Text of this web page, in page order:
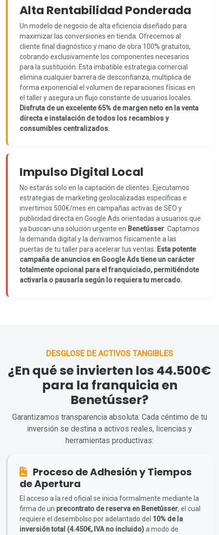
Alta Rentabilidad Ponderada
Un modelo de negocio de alta eficiencia diseñado para
maximizar las conversiones en tienda. Ofrecemos al
cliente final diagnóstico y mano de obra 100% gratuitos,
cobrando exclusivamente los componentes necesarios
para la sustitución. Esta imbatible estrategia comercial
elimina cualquier barrera de desconfianza, multiplica de
forma exponencial el volumen de reparaciones físicas en
el taller y asegura un flujo constante de usuarios locales.
Disfruta de un excelente 65% de margen neto en la venta
directa e instalación de todos los recambios y
consumibles centralizados.
Impulso Digital Local
No estarás solo en la captación de clientes. Ejecutamos
estrategias de marketing geolocalizadas específicas e
invertimos 500€/mes en campañas activas de SEO y
publicidad directa en Google Ads orientadas a usuarios que
ya buscan una solución urgente en Benetússer . Captamos
la demanda digital y la derivamos físicamente a las
puertas de tu taller para acelerar tus ventas.
Esta potente
campaña de anuncios en Google Ads tiene un carácter
totalmente opcional para el franquiciado, permitiéndote
activarla o pausarla según lo requiera tu mercado.
DESGLOSE DE ACTIVOS TANGIBLES
¿En qué se invierten los 44.500€
para la franquicia en
Benetússer?
Garantizamos transparencia absoluta. Cada céntimo de tu
inversión se destina a activos reales, licencias y
herramientas productivas:
Proceso de Adhesión y Tiempos
de Apertura
El acceso a la red oficial se inicia formalmente mediante la
firma de un precontrato de reserva en Benetússer, el cual
requiere el desembolso por adelantado del 10% de la
inversión total (4.450€, IVA no incluido)a modo de